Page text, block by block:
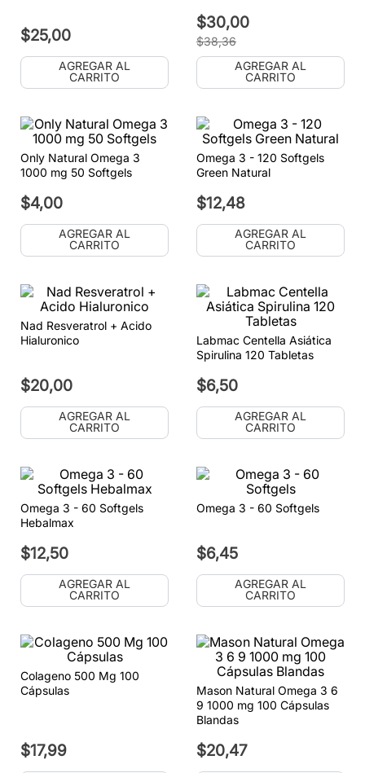
$25,00
AGREGAR AL
CARRITO
$30,00
$38,36
AGREGAR AL
CARRITO
Only Natural Omega 3
1000 mg 50 Softgels
$4,00
AGREGAR AL
CARRITO
Omega 3 - 120 Softgels
Green Natural
$12,48
AGREGAR AL
CARRITO
Nad Resveratrol + Acido
Hialuronico
$20,00
AGREGAR AL
CARRITO
Labmac Centella Asiática
Spirulina 120 Tabletas
$6,50
AGREGAR AL
CARRITO
Omega 3 - 60 Softgels
Hebalmax
$12,50
AGREGAR AL
CARRITO
Omega 3 - 60 Softgels
$6,45
AGREGAR AL
CARRITO
Colageno 500 Mg 100
Cápsulas
$17,99
Mason Natural Omega 3 6
9 1000 mg 100 Cápsulas
Blandas
$20,47